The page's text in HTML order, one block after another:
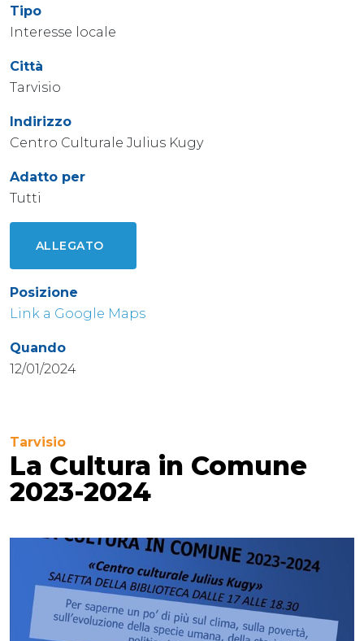
Tipo
Interesse locale
Città
Tarvisio
Indirizzo
Centro Culturale Julius Kugy
Adatto per
Tutti
ALLEGATO
Posizione
Link a Google Maps
Quando
12/01/2024
Tarvisio
La Cultura in Comune
2023-2024